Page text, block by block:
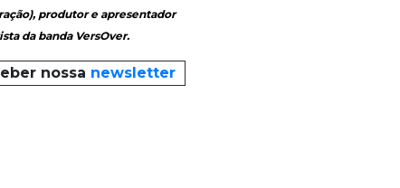
produtor e apresentador
da banda VersOver.
nossa newsletter